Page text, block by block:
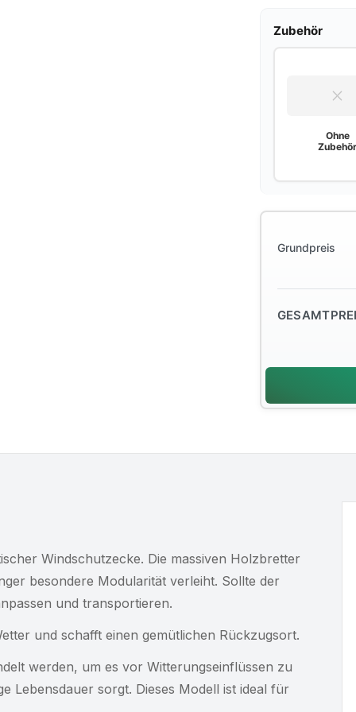
Zubehör
Ohne
Grundpreis
Windschutzecke. Die massiven Holzbretter
besondere Modularität verleiht. Sollte der
und transportieren.
und schafft einen gemütlichen Rückzugsort.
werden, um es vor Witterungseinflüssen zu
Lebensdauer sorgt. Dieses Modell ist ideal für